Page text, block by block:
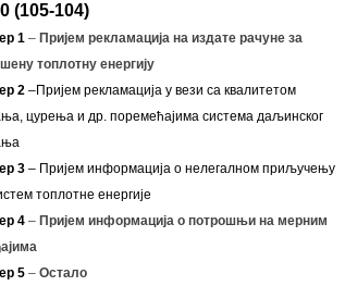
(105-104)
1–Пријем рекламација на издате рачуне за
топлотну енергију
2–Пријем рекламација у вези са квалитетом
цурења и др. поремећајима система даљинског
3– Пријем информација о нелегалном приључењу
топлотне енергије
4 – Пријем информација о потрошњи на мерним
5 – Остало